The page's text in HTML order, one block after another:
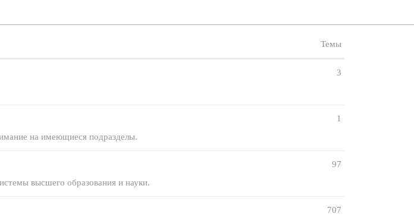
Темы
3
на имеющиеся подразделы.
1
высшего образования и науки.
97
707